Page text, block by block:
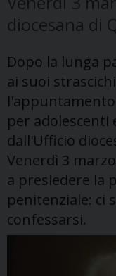
diocesana di
Dopo la lunga
ai suoi
l'appuntamento
per adolescenti
dall'Ufficio
Venerdì 3
a presiedere la
penitenziale: ci
confessarsi.